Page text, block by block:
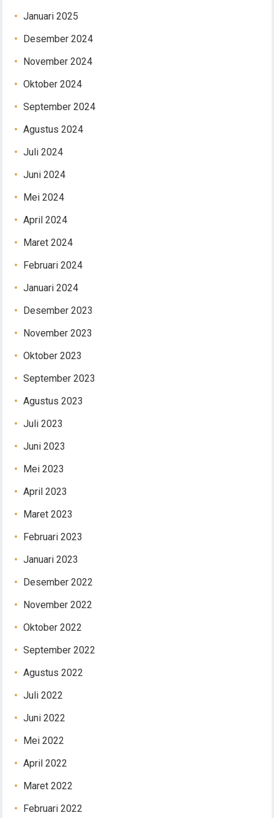
Januari 2025
Desember 2024
November 2024
Oktober 2024
September 2024
Agustus 2024
Juli 2024
Juni 2024
Mei 2024
April 2024
Maret 2024
Februari 2024
Januari 2024
Desember 2023
November 2023
Oktober 2023
September 2023
Agustus 2023
Juli 2023
Juni 2023
Mei 2023
April 2023
Maret 2023
Februari 2023
Januari 2023
Desember 2022
November 2022
Oktober 2022
September 2022
Agustus 2022
Juli 2022
Juni 2022
Mei 2022
April 2022
Maret 2022
Februari 2022